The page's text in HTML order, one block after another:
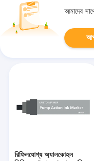
আমাদের
রিফিলযোগ্য অ্যালকোহল